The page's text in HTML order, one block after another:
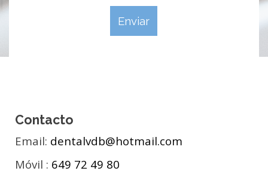
Contacto
Email: dentalvdb@hotmail.com
Móvil : 649 72 49 80